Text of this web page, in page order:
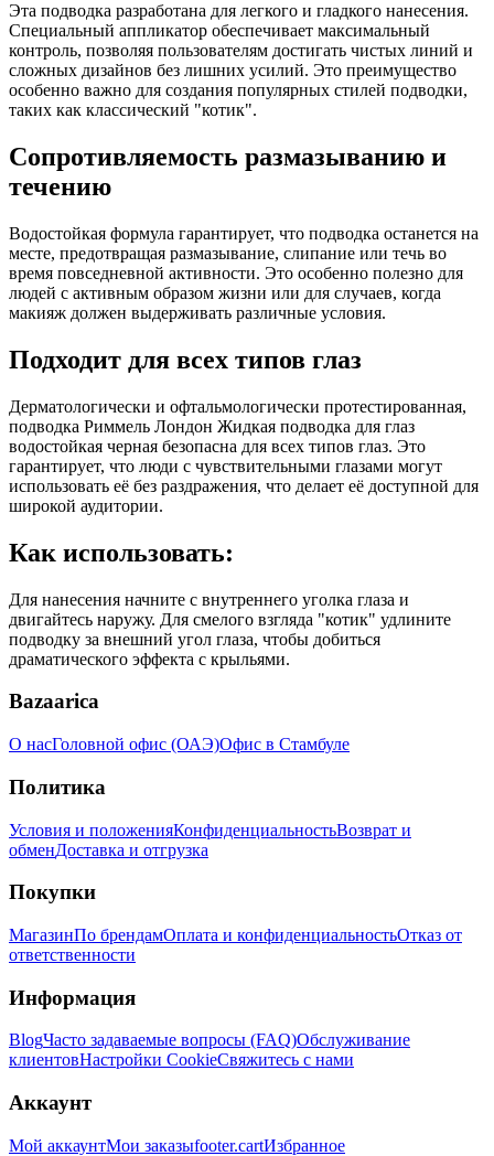
Эта подводка разработана для легкого и гладкого нанесения.
Специальный аппликатор обеспечивает максимальный
контроль, позволяя пользователям достигать чистых линий и
сложных дизайнов без лишних усилий. Это преимущество
особенно важно для создания популярных стилей подводки,
таких как классический "котик".
Сопротивляемость размазыванию и
течению
Водостойкая формула гарантирует, что подводка останется на
месте, предотвращая размазывание, слипание или течь во
время повседневной активности. Это особенно полезно для
людей с активным образом жизни или для случаев, когда
макияж должен выдерживать различные условия.
Подходит для всех типов глаз
Дерматологически и офтальмологически протестированная,
подводка Риммель Лондон Жидкая подводка для глаз
водостойкая черная безопасна для всех типов глаз. Это
гарантирует, что люди с чувствительными глазами могут
использовать её без раздражения, что делает её доступной для
широкой аудитории.
Как использовать:
Для нанесения начните с внутреннего уголка глаза и
двигайтесь наружу. Для смелого взгляда "котик" удлините
подводку за внешний угол глаза, чтобы добиться
драматического эффекта с крыльями.
Bazaarica
О насГоловной офис (ОАЭ)Офис в Стамбуле
Политика
Условия и положенияКонфиденциальностьВозврат и
обменДоставка и отгрузка
Покупки
МагазинПо брендамОплата и конфиденциальностьОтказ от
ответственности
Информация
BlogЧасто задаваемые вопросы (FAQ)Обслуживание
клиентовНастройки CookieСвяжитесь с нами
Аккаунт
Мой аккаунтМои заказыfooter.cartИзбранное